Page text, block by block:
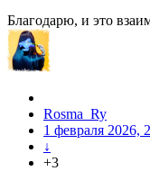
Благодарю, и это
Rosma_Ry
1 февраля 2026,
↓
+3